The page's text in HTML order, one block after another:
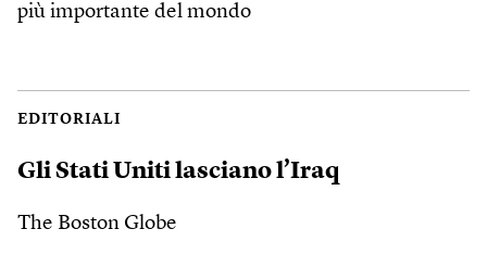
più importante del mondo
EDITORIALI
Gli Stati Uniti lasciano l’Iraq
The Boston Globe